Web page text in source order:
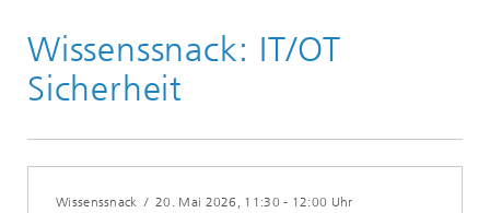
Wissenssnack: IT/OT
Sicherheit
Wissenssnack /20. Mai 2026 , 11:30 - 12:00 Uhr